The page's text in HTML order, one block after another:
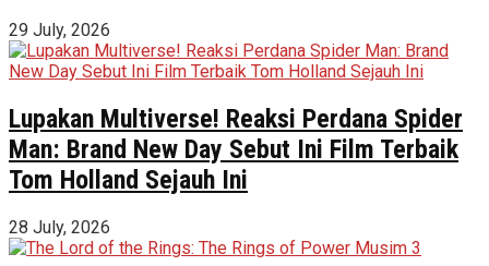
29 July, 2026
Lupakan Multiverse! Reaksi Perdana Spider
Man: Brand New Day Sebut Ini Film Terbaik
Tom Holland Sejauh Ini
28 July, 2026